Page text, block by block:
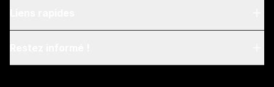
Blog & News
Instructions de facturation